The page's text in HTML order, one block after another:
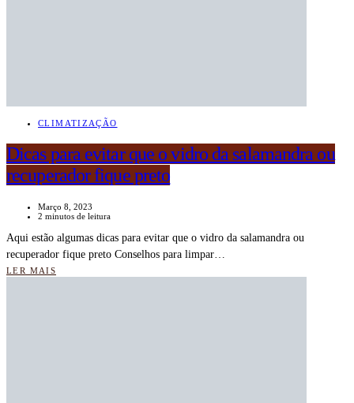
CLIMATIZAÇÃO
Dicas para evitar que o vidro da salamandra ou
recuperador fique preto
Março 8, 2023
2 minutos de leitura
Aqui estão algumas dicas para evitar que o vidro da salamandra ou
recuperador fique preto Conselhos para limpar…
LER MAIS